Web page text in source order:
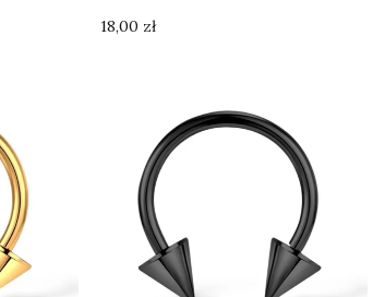
Cena
18,00 zł